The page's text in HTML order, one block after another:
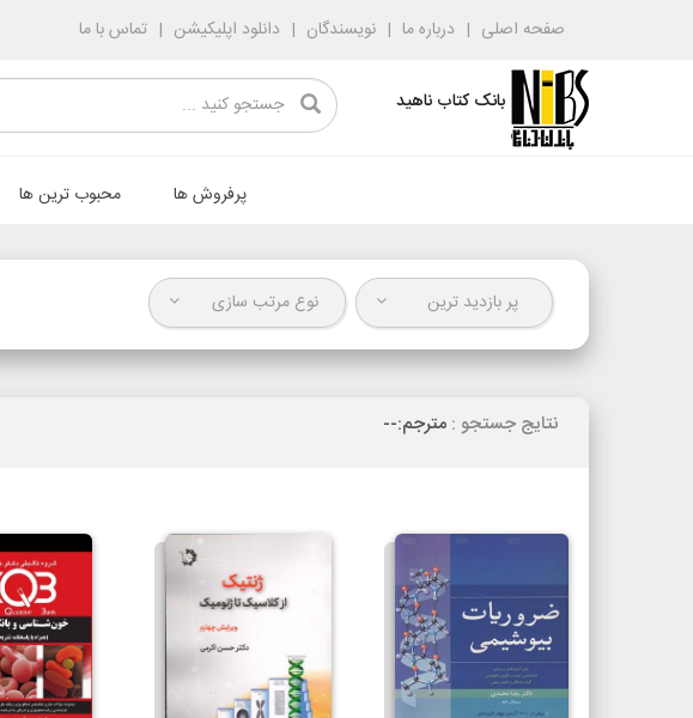
صفحه اصلی درباره ما نویسندگان دانلود اپلیکیشن تماس با ما
بانک کتاب ناهید
پرفروش ها محبوب ترین ها
پر بازدید ترین نوع مرتب سازی
نتایج جستجو : مترجم:--